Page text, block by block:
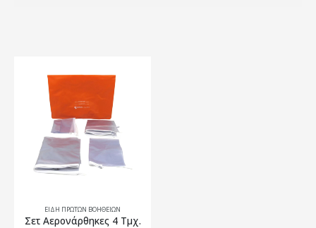
ΕΙΔΗ ΠΡΩΤΩΝ ΒΟΗΘΕΙΩΝ
Σετ Αερονάρθηκες 4 Τμχ.